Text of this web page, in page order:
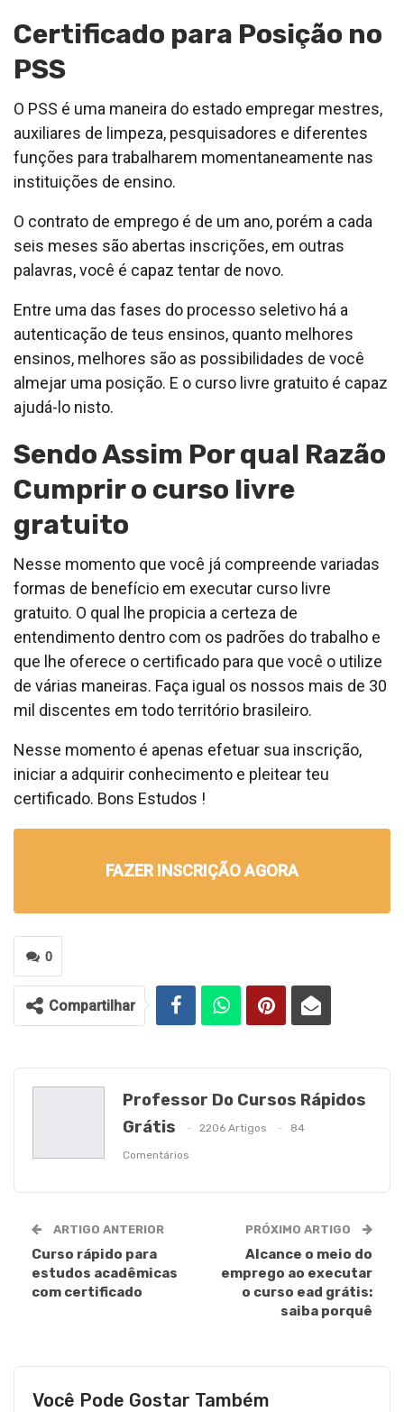
Certificado para Posição no
PSS
O PSS é uma maneira do estado empregar mestres,
auxiliares de limpeza, pesquisadores e diferentes
funções para trabalharem momentaneamente nas
instituições de ensino.
O contrato de emprego é de um ano, porém a cada
seis meses são abertas inscrições, em outras
palavras, você é capaz tentar de novo.
Entre uma das fases do processo seletivo há a
autenticação de teus ensinos, quanto melhores
ensinos, melhores são as possibilidades de você
almejar uma posição. E o curso livre gratuito é capaz
ajudá-lo nisto.
Sendo Assim Por qual Razão
Cumprir o curso livre
gratuito
Nesse momento que você já compreende variadas
formas de benefício em executar curso livre
gratuito. O qual lhe propicia a certeza de
entendimento dentro com os padrões do trabalho e
que lhe oferece o certificado para que você o utilize
de várias maneiras. Faça igual os nossos mais de 30
mil discentes em todo território brasileiro.
Nesse momento é apenas efetuar sua inscrição,
iniciar a adquirir conhecimento e pleitear teu
certificado. Bons Estudos !
FAZER INSCRIÇÃO AGORA
0
Compartilhar
Professor Do Cursos Rápidos
Grátis
2206 Artigos 84
Comentários
ARTIGO ANTERIOR
Curso rápido para
estudos acadêmicas
com certificado
PRÓXIMO ARTIGO
Alcance o meio do
emprego ao executar
o curso ead grátis:
saiba porquê
Você Pode Gostar Também